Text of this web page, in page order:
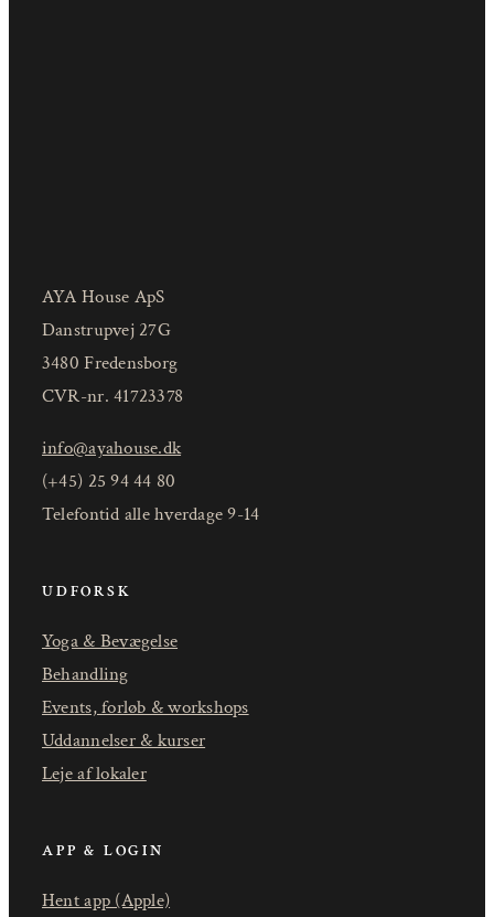
AYA House ApS
Danstrupvej 27G
3480 Fredensborg
CVR-nr. 41723378
info@ayahouse.dk
(+45) 25 94 44 80
Telefontid alle hverdage 9-14
UDFORSK
Yoga & Bevægelse
Behandling
Events, forløb & workshops
Uddannelser & kurser
Leje af lokaler
APP & LOGIN
Hent app (Apple)